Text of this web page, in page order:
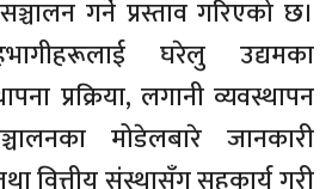
गर्ने प्रस्ताव गरिएको छ।
घरेलु उद्यमका
प्रक्रिया, लगानी व्यवस्थापन
मोडेलबारे जानकारी